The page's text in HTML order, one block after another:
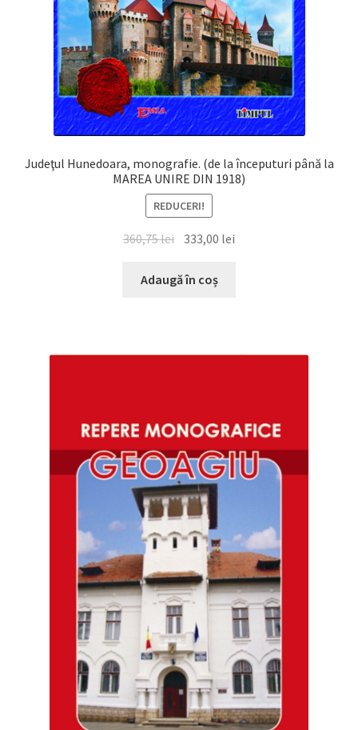
Judeţul Hunedoara, monografie. (de la începuturi până la
MAREA UNIRE DIN 1918)
REDUCERI!
360,75lei Prețul
a
333,00 lei
Adaugă în coș